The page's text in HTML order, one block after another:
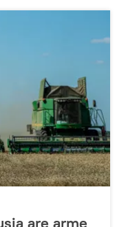
are arme